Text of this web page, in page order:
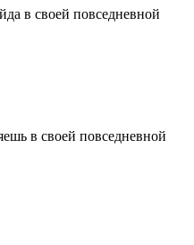
в своей повседневной
в своей повседневной